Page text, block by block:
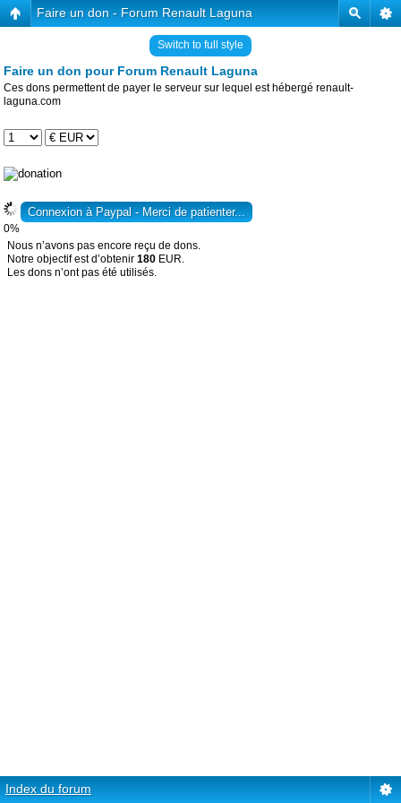
Faire un don - Forum Renault Laguna
Switch to full style
Faire un don pour Forum Renault Laguna
Ces dons permettent de payer le serveur sur lequel est hébergé renault-
laguna.com
0%
Nous n’avons pas encore reçu de dons.
Notre objectif est d’obtenir 180 EUR.
Les dons n’ont pas été utilisés.
Index du forum